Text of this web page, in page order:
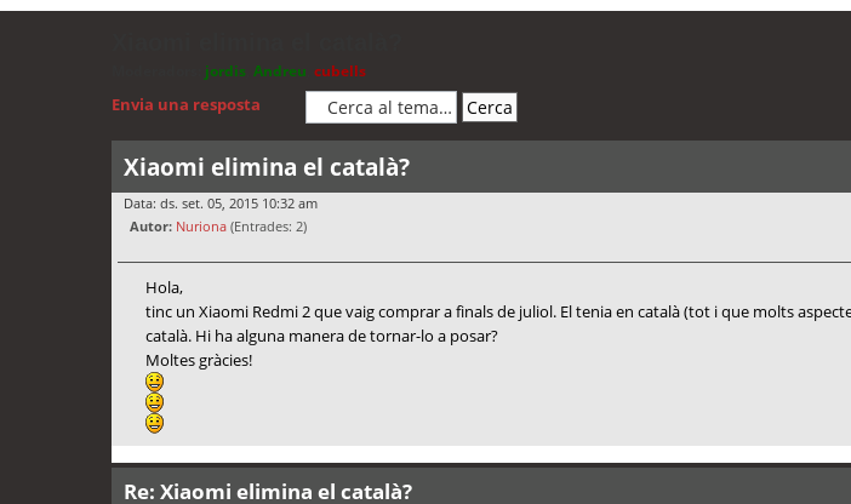
jordis Andreu cubells
Envia una resposta
Xiaomi elimina el català?
Data: ds. set. 05, 2015 10:32 am
Autor: Nuriona (Entrades: 2)
Hola,
tinc un Xiaomi Redmi 2 que vaig comprar a finals de juliol. El tenia en català (tot i que molts
català. Hi ha alguna manera de tornar-lo a posar?
Moltes gràcies!
Re: Xiaomi elimina el català?